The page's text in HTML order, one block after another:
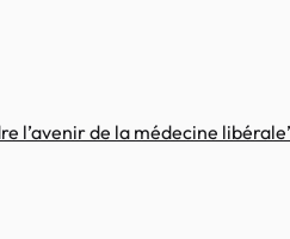
l’avenir de la médecine